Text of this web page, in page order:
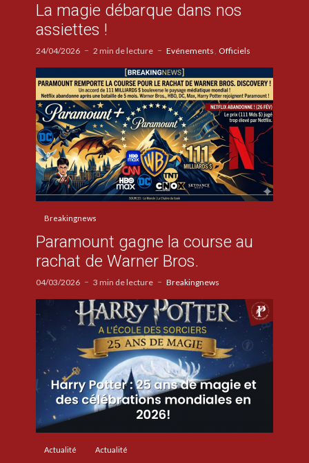
La magie débarque dans nos
assiettes !
24/04/2026 2 min de lecture Evénements Officiels
Breakingnews
Paramount gagne la course au
rachat de Warner Bros.
04/03/2026 3 min de lecture Breakingnews
Actualité Actualité